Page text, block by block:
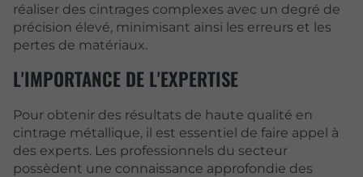
réaliser des cintrages complexes avec un degré de
précision élevé, minimisant ainsi les erreurs et les
pertes de matériaux.
L'IMPORTANCE DE L'EXPERTISE
Pour obtenir des résultats de haute qualité en
cintrage métallique, il est essentiel de faire appel à
des experts. Les professionnels du secteur
possèdent une connaissance approfondie des